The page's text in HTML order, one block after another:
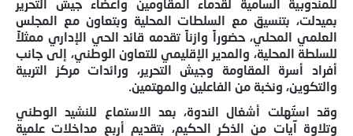
للمندوبية السامية لقدماء المقاومين وأعضاء جيش التحرير
بميدلت، بتنسيق مع السلطات المحلية وبتعاون مع المجلس
العلمي المحلي، حضوراً وازناً تقدمه قائد الحي الإداري ممثلاً
للسلطة المحلية، والمدير الإقليمي للتعاون الوطني، إلى جانب
أفراد أسرة المقاومة وجيش التحرير، ورائدات مركز التربية
والتكوين، ونخبة من الفاعلين والمهتمين.
وقد استُهلت أشغال الندوة، بعد الاستماع للنشيد الوطني
وتلاوة آيات من الذكر الحكيم، بتقديم أربع مداخلات علمية